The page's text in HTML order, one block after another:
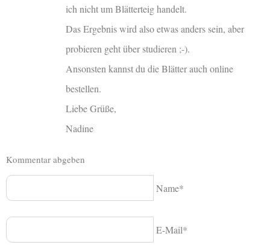
ich nicht um Blätterteig handelt.
Das Ergebnis wird also etwas anders sein, aber
probieren geht über studieren ;-).
Ansonsten kannst du die Blätter auch online
bestellen.
Liebe Grüße,
Nadine
Kommentar abgeben
Name*
E-Mail*